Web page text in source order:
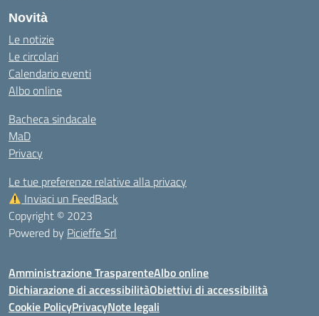
Novità
Le notizie
Le circolari
Calendario eventi
Albo online
Bacheca sindacale
MaD
Privacy
Le tue preferenze relative alla privacy
Inviaci un FeedBack
Copyright © 2023
Powered by Picieffe Srl
Amministrazione TrasparenteAlbo online
Dichiarazione di accessibilitàObiettivi di accessibilità
Cookie PolicyPrivacyNote legali